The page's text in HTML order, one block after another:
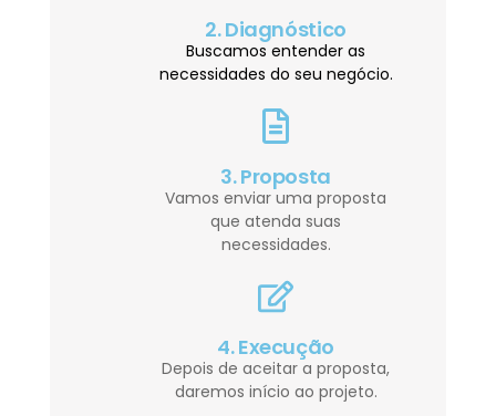
2. Diagnóstico
Buscamos entender as
necessidades do seu negócio.
3. Proposta
Vamos enviar uma proposta
que atenda suas
necessidades.
4. Execução
Depois de aceitar a proposta,
daremos início ao projeto.